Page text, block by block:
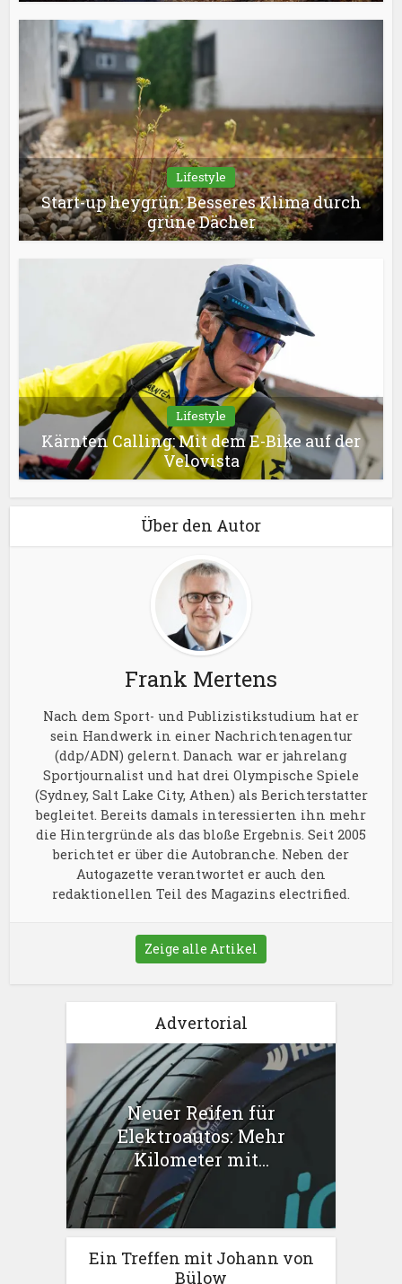
Lifestyle
Start-up heygrün: Besseres Klima durch
grüne Dächer
Lifestyle
Kärnten Calling: Mit dem E-Bike auf der
Velovista
Über den Autor
Frank Mertens
Nach dem Sport- und Publizistikstudium hat er
sein Handwerk in einer Nachrichtenagentur
(ddp/ADN) gelernt. Danach war er jahrelang
Sportjournalist und hat drei Olympische Spiele
(Sydney, Salt Lake City, Athen) als Berichterstatter
begleitet. Bereits damals interessierten ihn mehr
die Hintergründe als das bloße Ergebnis. Seit 2005
berichtet er über die Autobranche. Neben der
Autogazette verantwortet er auch den
redaktionellen Teil des Magazins electrified.
Zeige alle Artikel
Advertorial
Neuer Reifen für
Elektroautos: Mehr
Kilometer mit...
Ein Treffen mit Johann von
Bülow